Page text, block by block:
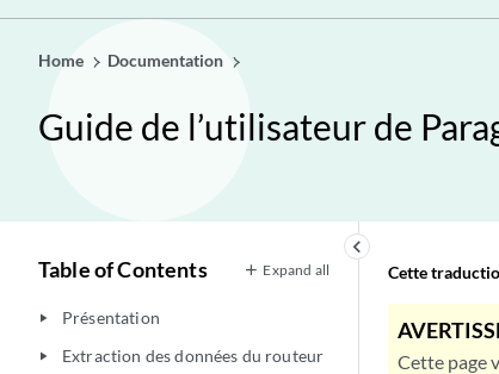
Home Documentation
Guide de l’utilisateur de
keyboard_arrow_left
Table of Contents Expand all
play_arrow Présentation
play_arrow Extraction des données du routeur
Cette
Cette page